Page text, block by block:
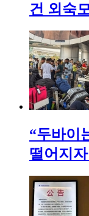
건 외숙
“두바이
떨어지